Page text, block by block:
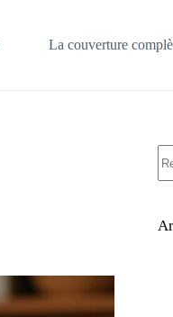
La couverture